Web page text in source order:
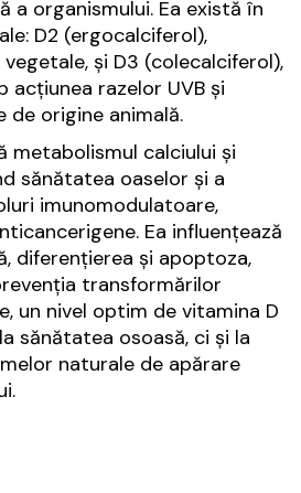
a organismului. Ea există în
D2 (ergocalciferol),
și D3 (colecalciferol),
acțiunea razelor UVB și
de origine animală.
metabolismul calciului și
sănătatea oaselor și a
imunomodulatoare,
Ea influențează
diferențierea și apoptoza,
transformărilor
un nivel optim de vitamina D
sănătatea osoasă, ci și la
naturale de apărare